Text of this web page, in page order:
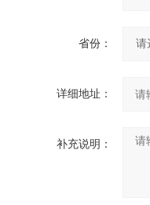
省份：
详细地址：
补充说明：